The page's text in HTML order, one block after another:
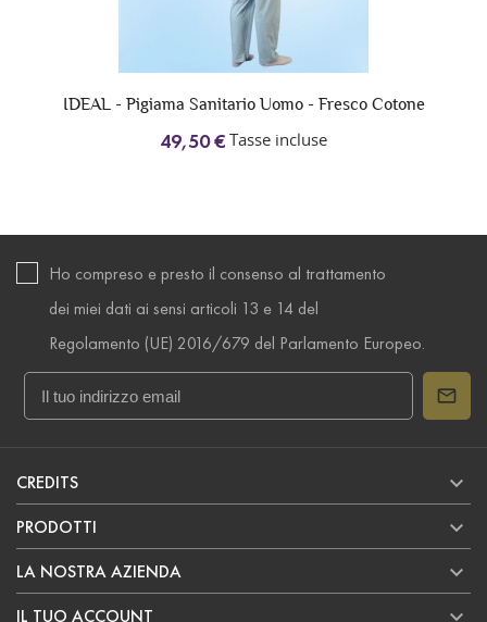
IDEAL - Pigiama Sanitario Uomo - Fresco Cotone
49,50 € Tasse incluse
Ho compreso e presto il consenso al trattamento
dei miei dati ai sensi articoli 13 e 14 del
Regolamento (UE) 2016/679 del Parlamento Europeo.
CREDITS 
PRODOTTI 
LA NOSTRA AZIENDA 
IL TUO ACCOUNT